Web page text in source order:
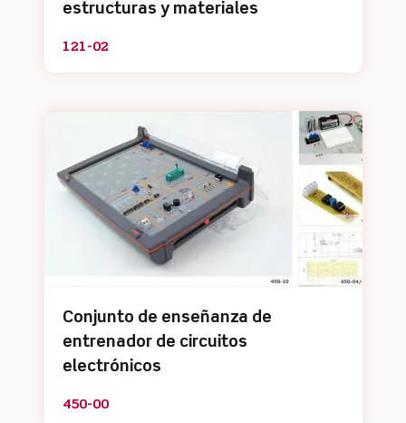
estructuras y materiales
121-02
Conjunto de enseñanza de
entrenador de circuitos
electrónicos
450-00